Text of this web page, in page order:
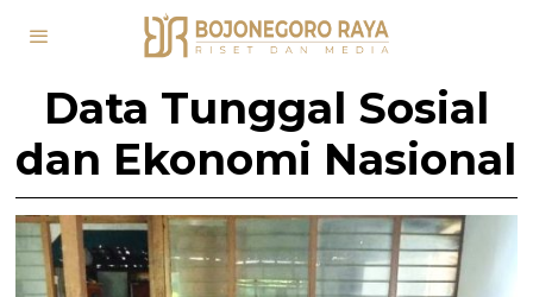
Data Tunggal Sosial
dan Ekonomi Nasional